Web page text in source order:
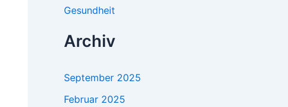
Gesundheit
Archiv
September 2025
Februar 2025